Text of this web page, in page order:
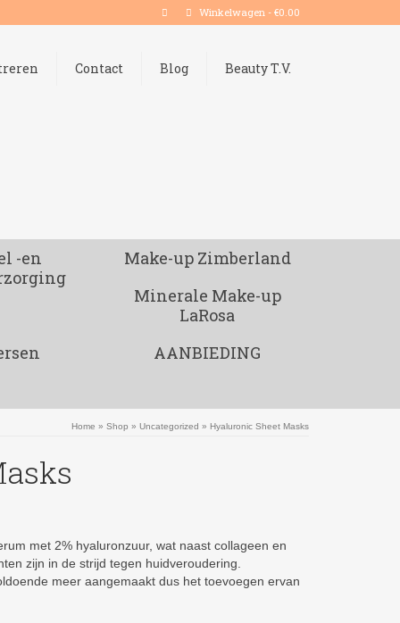
Winkelwagen - €0.00
Contact Blog Beauty T.V.
-en
Make-up Zimberland
Minerale Make-up
LaRosa
AANBIEDING
Home » Shop » Uncategorized » Hyaluronic Sheet Masks
met 2% hyaluronzuur, wat naast collageen en
zijn in de strijd tegen huidveroudering.
meer aangemaakt dus het toevoegen ervan